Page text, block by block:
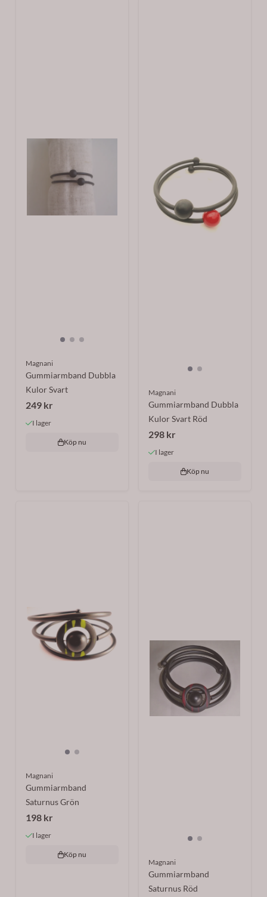
Magnani
Gummiarmband Dubbla
Kulor Svart
249 kr
I lager
Köp nu
Magnani
Gummiarmband Dubbla
Kulor Svart Röd
298 kr
I lager
Köp nu
Magnani
Gummiarmband
Saturnus Grön
198 kr
I lager
Köp nu
Magnani
Gummiarmband
Saturnus Röd